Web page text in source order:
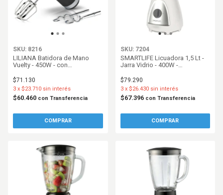
SKU: 8216
LILIANA Batidora de Mano
Vuelty - 450W - con
$71.130
$60.460 con Transferencia
3 x $23.710 sin interés
SKU: 7204
SMARTLIFE Licuadora 1,5 Lt -
Jarra Vidrio - 400W -
$79.290
$67.396 con Transferencia
3 x $26.430 sin interés